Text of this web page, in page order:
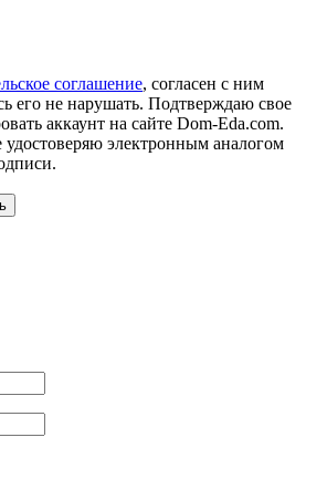
соглашение, согласен с ним
его не нарушать. Подтверждаю свое
аккаунт на сайте Dom-Eda.com.
удостоверяю электронным аналогом